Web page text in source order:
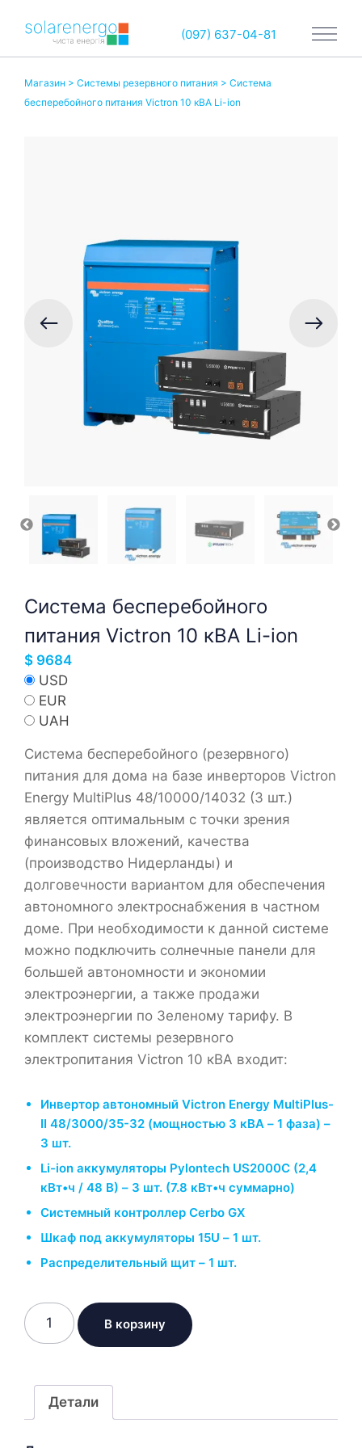
(097) 637-04-81
Магазин > Системы резервного питания > Система
бесперебойного питания Victron 10 кВА Li-ion
Система бесперебойного
питания Victron 10 кВА Li-ion
$ 9684
USD
EUR
UAH
Система бесперебойного (резервного)
питания для дома на базе инверторов Victron
Energy MultiPlus 48/10000/14032 (3 шт.)
является оптимальным с точки зрения
финансовых вложений, качества
(производство Нидерланды) и
долговечности вариантом для обеспечения
автономного электроснабжения в частном
доме. При необходимости к данной системе
можно подключить солнечные панели для
большей автономности и экономии
электроэнергии, а также продажи
электроэнергии по Зеленому тарифу. В
комплект системы резервного
электропитания Victron 10 кВА входит:
Инвертор автономный Victron Energy MultiPlus-
II 48/3000/35-32 (мощностью 3 кВА – 1 фаза) –
3 шт.
Li-ion аккумуляторы Pylontech US2000С (2,4
кВт•ч / 48 В) – 3 шт. (7.8 кВт•ч суммарно)
Системный контроллер Cerbo GX
Шкаф под аккумуляторы 15U – 1 шт.
Распределительный щит – 1 шт.
Количество
товара
питания
Victron
В корзину
Детали